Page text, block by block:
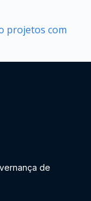
projetos com
de